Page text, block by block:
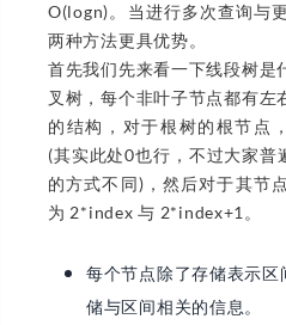
O(logn)。当进行多次查询与
两种方法更具优势。
首先我们先来看一下线段树是
叉树，每个非叶子节点都有左
的结构，对于根树的根节点
(其实此处0也行，不过大家普
的方式不同)，然后对于其节
为 2*index 与 2*index+1。
每个节点除了存储表示
储与区间相关的信息。